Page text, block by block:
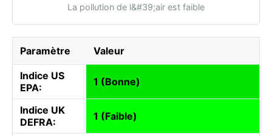
La pollution de l&#39;air est faible
Paramètre Valeur
Indice US
EPA:
1 (Bonne)
Indice UK
DEFRA:
1 (Faible)